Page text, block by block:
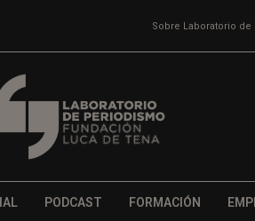
Sobre Laboratorio
PODCAST FORMACIÓN